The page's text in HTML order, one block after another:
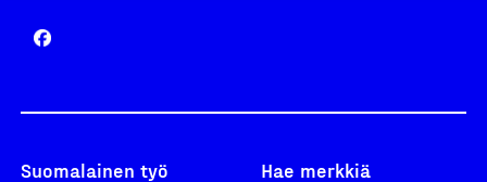
Suomalainen työ Hae merkkiä